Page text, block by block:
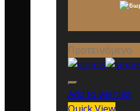
Προτεινόμενο
Add to wishlist